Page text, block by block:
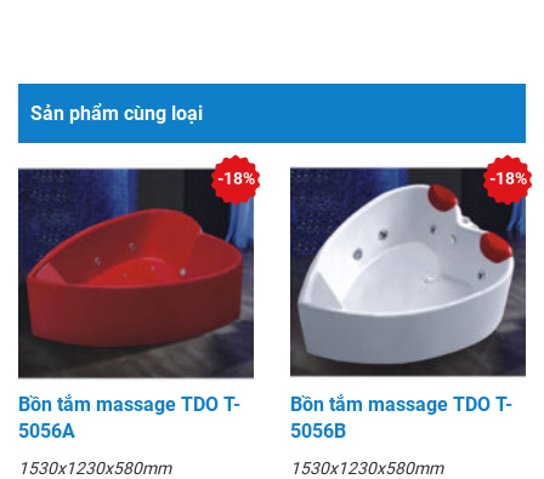
Sản phẩm cùng loại
Bồn tắm massage TDO T-
5056A
1530x1230x580mm
-18%
Bồn tắm massage TDO T-
5056B
1530x1230x580mm
-18%